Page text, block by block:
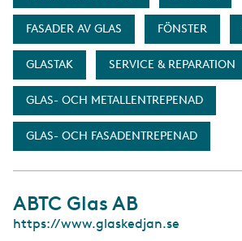
FASADER AV GLAS FÖNSTER
GLASTAK SERVICE & REPARATION
GLAS- OCH METALLENTREPENAD
GLAS- OCH FASADENTREPENAD
ABTC Glas AB
W
https://www.glaskedjan.se